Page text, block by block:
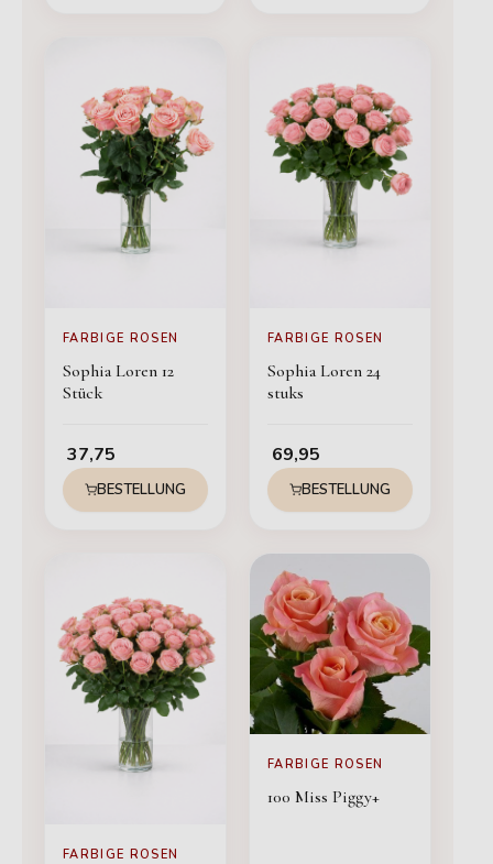
FARBIGE ROSEN
Sophia Loren 12
Stück
37,75
BESTELLUNG
FARBIGE ROSEN
Sophia Loren 24
stuks
69,95
BESTELLUNG
FARBIGE ROSEN
FARBIGE ROSEN
100 Miss Piggy+